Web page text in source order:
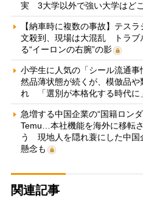
実 3大学以外で強い大学はど
【納車時に複数の事故】テス
文殺到、現場は大混乱 トラブ
る“イーロンの右腕”の影
小学生に人気の「シール流通
然品薄状態が続くが、模倣品
れ 「選別が本格化する時代に」
急増する中国企業の“国籍ロン
Temu…本社機能を海外に移転
う 現地人を隠れ蓑にした中国
懸念も
関連記事